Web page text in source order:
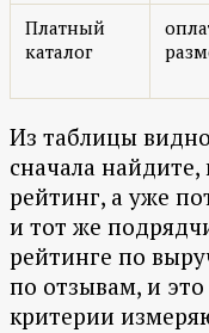
Платный
каталог
Из таблицы
сначала
рейтинг, а уже
и тот же
рейтинге по
по отзывам, и
критерии